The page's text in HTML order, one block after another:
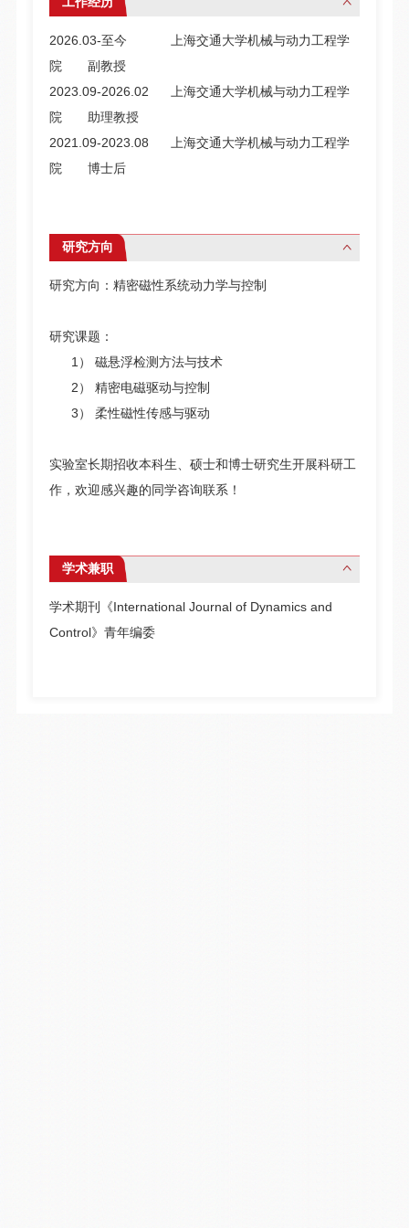
2026.03-至今 上海交通大学机械与动力工程学
院 副教授
2023.09-2026.02 上海交通大学机械与动力工程学
院 助理教授
2021.09-2023.08 上海交通大学机械与动力工程学
院 博士后
研究方向
研究方向：精密磁性系统动力学与控制
研究课题：
1） 磁悬浮检测方法与技术
2） 精密电磁驱动与控制
3） 柔性磁性传感与驱动
实验室长期招收本科生、硕士和博士研究生开展科研工
作，欢迎感兴趣的同学咨询联系！
学术兼职
学术期刊《International Journal of Dynamics and
Control》青年编委